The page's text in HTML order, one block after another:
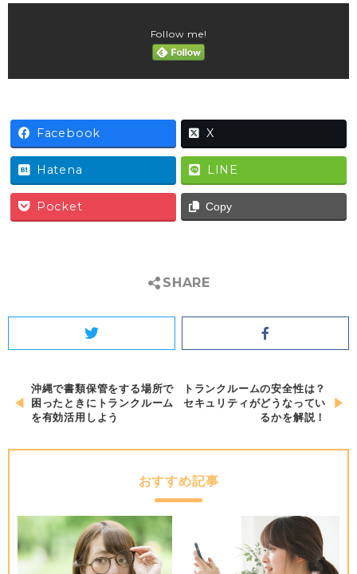
Follow me!
Facebook X
Hatena LINE
Pocket Copy
SHARE
Twitter
稿
ョ
沖縄で書類保管をする場所で
困ったときにトランクルーム
を有効活用しよう
トランクルームの安全性は？
セキュリティがどうなってい
るかを解説！
おすすめ記事